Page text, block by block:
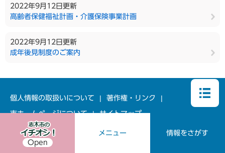
Open
メニュー 情報をさがす
2022年9月12日更新
高齢者保健福祉計画・介護保険事業計画
2022年9月12日更新
成年後見制度のご案内
個人情報の取扱いについて 著作権・リンク
市ホームページについて サイトマップ
志木市役所